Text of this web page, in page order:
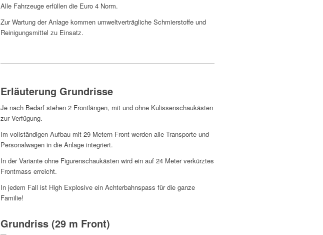
Alle Fahrzeuge erfüllen die Euro 4 Norm.
Zur Wartung der Anlage kommen umweltverträgliche Schmierstoffe und
Reinigungsmittel zu Einsatz.
Erläuterung Grundrisse
Je nach Bedarf stehen 2 Frontlängen, mit und ohne Kulissenschaukästen
zur Verfügung.
Im vollständigen Aufbau mit 29 Metern Front werden alle Transporte und
Personalwagen in die Anlage integriert.
In der Variante ohne Figurenschaukästen wird ein auf 24 Meter verkürztes
Frontmass erreicht.
In jedem Fall ist High Explosive ein Achterbahnspass für die ganze
Familie!
Grundriss (29 m Front)